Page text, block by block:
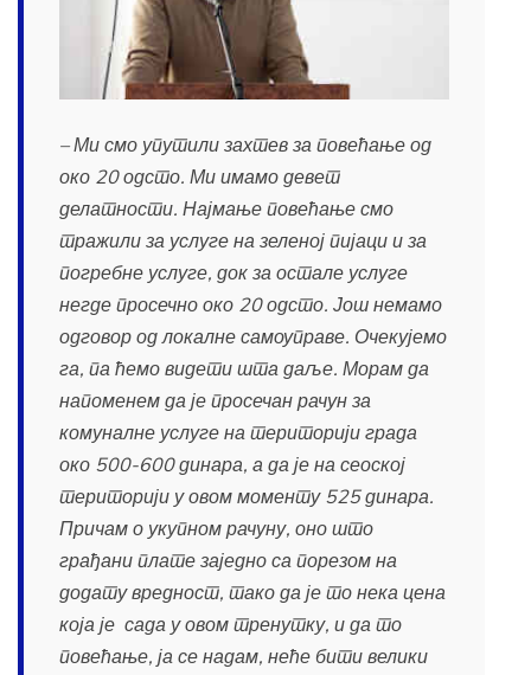
– Ми смо упутили захтев за повећање од
око 20 одсто. Ми имамо девет
делатности. Најмање повећање смо
тражили за услуге на зеленој пијаци и за
погребне услуге, док за остале услуге
негде просечно око 20 одсто. Још немамо
одговор од локалне самоуправе. Очекујемо
га, па ћемо видети шта даље. Морам да
напоменем да је просечан рачун за
комуналне услуге на територији града
око 500-600 динара, а да је на сеоској
територији у овом моменту 525 динара.
Причам о укупном рачуну, оно што
грађани плате заједно са порезом на
додату вредност, тако да је то нека цена
која је сада у овом тренутку, и да то
повећање, ја се надам, неће бити велики